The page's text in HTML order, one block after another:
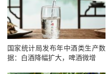
国家统计局发布年中酒类生产数
据：白酒降幅扩大，啤酒微增